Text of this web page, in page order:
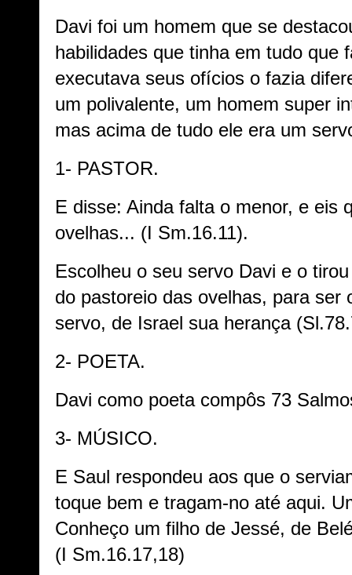
Davi foi um homem que se
habilidades que tinha em tudo que
executava seus ofícios o fazia
um polivalente, um homem super
mas acima de tudo ele era um
1- PASTOR.
E disse: Ainda falta o menor, e eis
ovelhas... (I Sm.16.11).
Escolheu o seu servo Davi e o
do pastoreio das ovelhas, para ser
servo, de Israel sua herança
2- POETA.
Davi como poeta compôs 73
3- MÚSICO.
E Saul respondeu aos que o
toque bem e tragam-no até aqui.
Conheço um filho de Jessé, de
(I Sm.16.17,18)